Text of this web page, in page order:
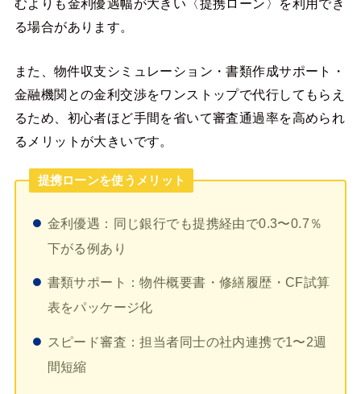
むよりも金利優遇幅が大きい〈提携ローン〉を利用でき
る場合があります。
また、物件収支シミュレーション・書類作成サポート・
金融機関との金利交渉をワンストップで代行してもらえ
るため、初心者ほど手間を省いて審査通過率を高められ
るメリットが大きいです。
提携ローンを使うメリット
金利優遇：同じ銀行でも提携経由で0.3〜0.7％
下がる例あり
書類サポート：物件概要書・修繕履歴・CF試算
表をパッケージ化
スピード審査：担当者同士の社内連携で1〜2週
間短縮